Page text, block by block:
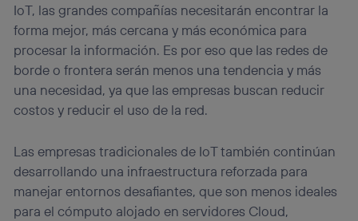
IoT, las grandes compañías necesitarán encontrar la
forma mejor, más cercana y más económica para
procesar la información. Es por eso que las redes de
borde o frontera serán menos una tendencia y más
una necesidad, ya que las empresas buscan reducir
costos y reducir el uso de la red.
Las empresas tradicionales de IoT también continúan
desarrollando una infraestructura reforzada para
manejar entornos desafiantes, que son menos ideales
para el cómputo alojado en servidores Cloud,